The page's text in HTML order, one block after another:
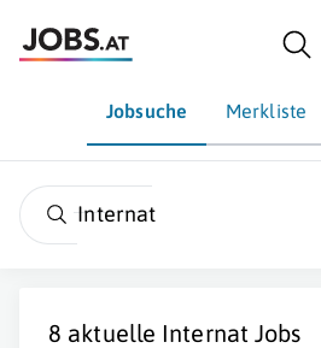
Jobsuche Merkliste
Internat
8 aktuelle Internat Jobs